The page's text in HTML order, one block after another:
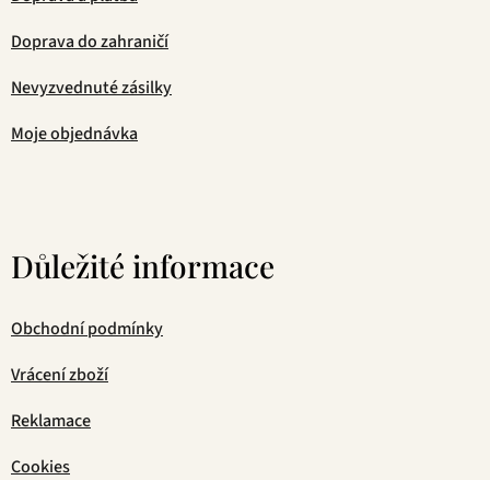
Doprava do zahraničí
Nevyzvednuté zásilky
Moje objednávka
Důležité informace
Obchodní podmínky
Vrácení zboží
Reklamace
Cookies